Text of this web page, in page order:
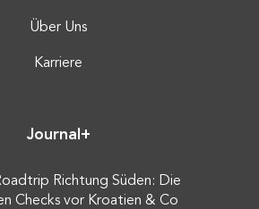
Über Uns
Karriere
Journal+
Richtung Süden: Die
Checks vor Kroatien & Co